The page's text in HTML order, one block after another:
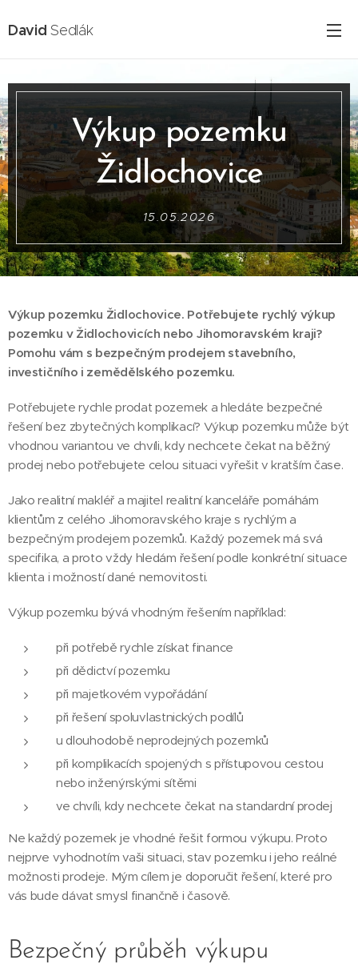
DavidSedlák
Výkup pozemku
Židlochovice
15.05.2026
Výkup pozemku Židlochovice. Potřebujete rychlý výkup
pozemku v Židlochovicích nebo Jihomoravském kraji?
Pomohu vám s bezpečným prodejem stavebního,
investičního i zemědělského pozemku.
Potřebujete rychle prodat pozemek a hledáte bezpečné
řešení bez zbytečných komplikací? Výkup pozemku může být
vhodnou variantou ve chvíli, kdy nechcete čekat na běžný
prodej nebo potřebujete celou situaci vyřešit v kratším čase.
Jako realitní makléř a majitel realitní kanceláře pomáhám
klientům z celého Jihomoravského kraje s rychlým a
bezpečným prodejem pozemků. Každý pozemek má svá
specifika, a proto vždy hledám řešení podle konkrétní situace
klienta i možností dané nemovitosti.
Výkup pozemku bývá vhodným řešením například:
při potřebě rychle získat finance
při dědictví pozemku
při majetkovém vypořádání
při řešení spoluvlastnických podílů
u dlouhodobě neprodejných pozemků
při komplikacích spojených s přístupovou cestou
nebo inženýrskými sítěmi
ve chvíli, kdy nechcete čekat na standardní prodej
Ne každý pozemek je vhodné řešit formou výkupu. Proto
nejprve vyhodnotím vaši situaci, stav pozemku i jeho reálné
možnosti prodeje. Mým cílem je doporučit řešení, které pro
vás bude dávat smysl finančně i časově.
Bezpečný průběh výkupu